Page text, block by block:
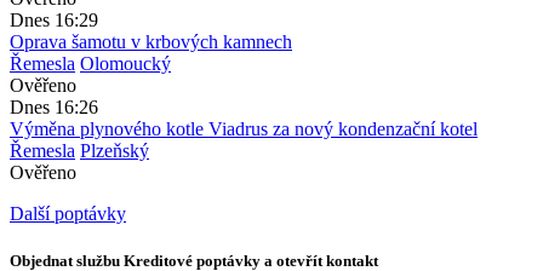
Dnes 16:29
Oprava šamotu v krbových kamnech
Řemesla Olomoucký
Ověřeno
Dnes 16:26
Výměna plynového kotle Viadrus za nový kondenzační kotel
Řemesla Plzeňský
Ověřeno
Další poptávky
Objednat službu Kreditové poptávky a otevřít kontakt